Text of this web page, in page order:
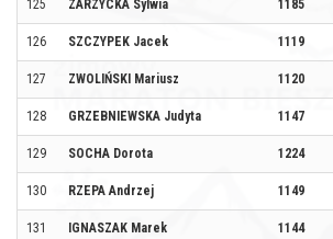
125 ZARZYCKA Sylwia 1185
126 SZCZYPEK Jacek 1119
127 ZWOLIŃSKI Mariusz 1120
128 GRZEBNIEWSKA Judyta 1147
129 SOCHA Dorota 1224
130 RZEPA Andrzej 1149
131 IGNASZAK Marek 1144